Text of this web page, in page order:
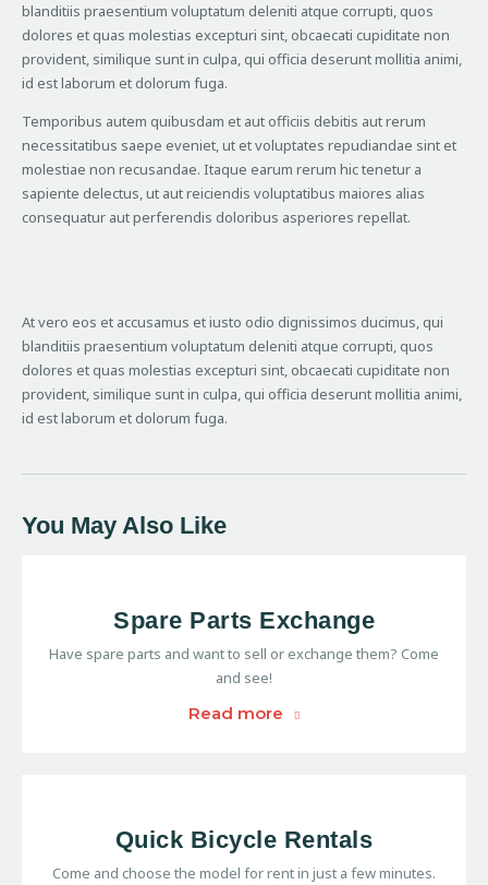
blanditiis praesentium voluptatum deleniti atque corrupti, quos
dolores et quas molestias excepturi sint, obcaecati cupiditate non
provident, similique sunt in culpa, qui officia deserunt mollitia animi,
id est laborum et dolorum fuga.
Temporibus autem quibusdam et aut officiis debitis aut rerum
necessitatibus saepe eveniet, ut et voluptates repudiandae sint et
molestiae non recusandae. Itaque earum rerum hic tenetur a
sapiente delectus, ut aut reiciendis voluptatibus maiores alias
consequatur aut perferendis doloribus asperiores repellat.
At vero eos et accusamus et iusto odio dignissimos ducimus, qui
blanditiis praesentium voluptatum deleniti atque corrupti, quos
dolores et quas molestias excepturi sint, obcaecati cupiditate non
provident, similique sunt in culpa, qui officia deserunt mollitia animi,
id est laborum et dolorum fuga.
You May Also Like
Spare Parts Exchange
Have spare parts and want to sell or exchange them? Come
and see!
Read more
Quick Bicycle Rentals
Come and choose the model for rent in just a few minutes.